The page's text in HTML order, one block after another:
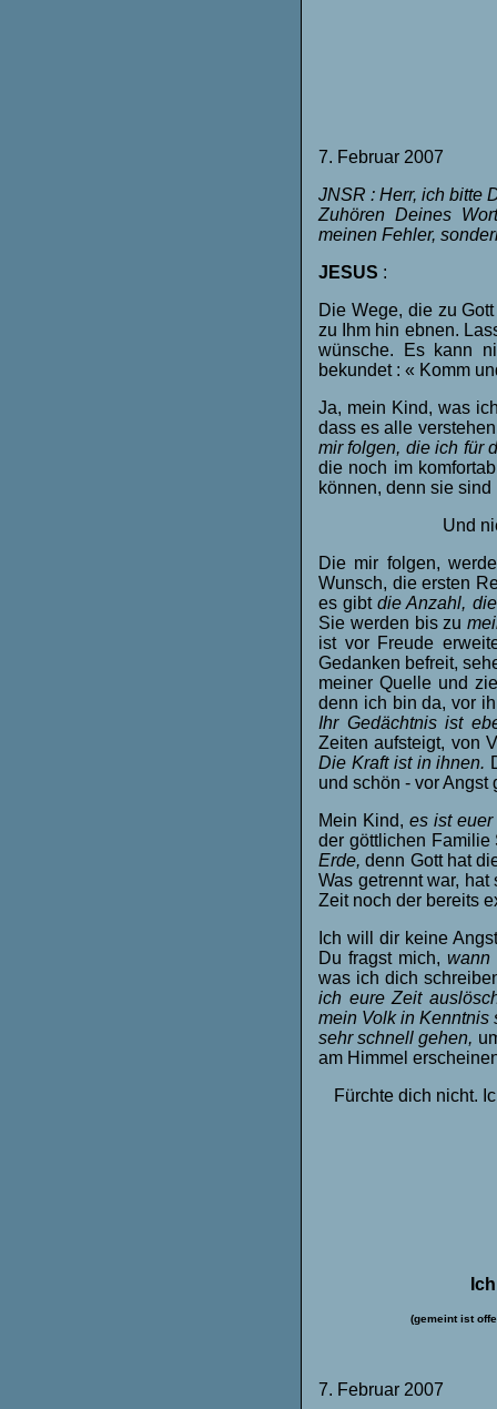
7. Februar 2007
JNSR : Herr, ich bitte
Zuhören Deines
meinen Fehler,
JESUS :
Die Wege, die zu
zu Ihm hin ebnen.
wünsche. Es kann
bekundet : « Komm
Ja, mein Kind, was
dass es alle
mir folgen, die ich für
die noch im
können, denn sie
Und
Die mir folgen,
Wunsch, die ersten
es gibtdie Anzahl,
Sie werden bis zu
ist vor Freude
Gedanken befreit,
meiner Quelle und
denn ich bin da, vor
Ihr Gedächtnis ist
Zeiten aufsteigt, von
Die Kraft ist in ihnen.
und schön - vor Angst
Mein Kind, es ist
der göttlichen
Erde,denn Gott hat
Was getrennt war,
Zeit noch der bereits
Ich will dir keine
Du fragst mich, wann
was ich dich
ich eure Zeit
mein Volk in
sehr schnell gehen,
am Himmel
Fürchte dich nicht.
(gemeint ist
7. Februar 2007